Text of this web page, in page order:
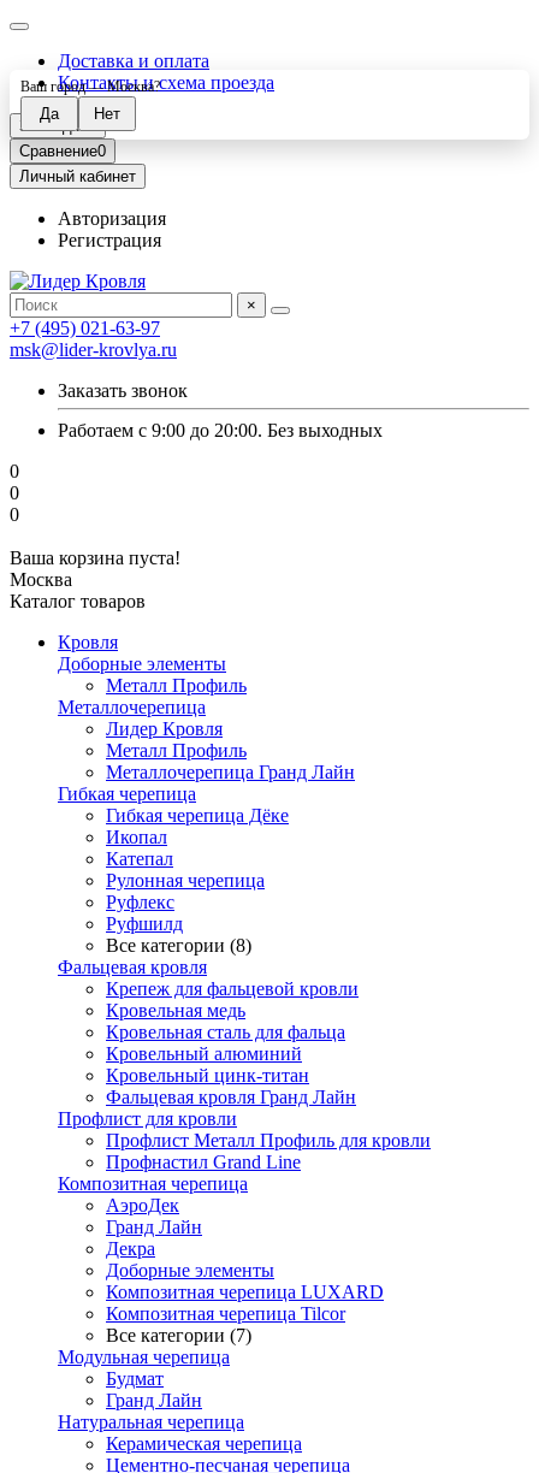
Доставка и оплата
Контакты и схема проезда
Закладки0
Сравнение0
Личный кабинет
Авторизация
Регистрация
×
+7 (495) 021-63-97
msk@lider-krovlya.ru
Заказать звонок
Работаем с 9:00 до 20:00. Без выходных
0
0
0
Ваша корзина пуста!
Москва
Ваш город —Москва?
Каталог товаров
Кровля
Доборные элементы
Металл Профиль
Металлочерепица
Лидер Кровля
Металл Профиль
Металлочерепица Гранд Лайн
Гибкая черепица
Гибкая черепица Дёке
Икопал
Катепал
Рулонная черепица
Руфлекс
Руфшилд
Все категории (8)
Фальцевая кровля
Крепеж для фальцевой кровли
Кровельная медь
Кровельная сталь для фальца
Кровельный алюминий
Кровельный цинк-титан
Фальцевая кровля Гранд Лайн
Профлист для кровли
Профлист Металл Профиль для кровли
Профнастил Grand Line
Композитная черепица
АэроДек
Гранд Лайн
Декра
Доборные элементы
Композитная черепица LUXARD
Композитная черепица Tilcor
Все категории (7)
Модульная черепица
Будмат
Гранд Лайн
Натуральная черепица
Керамическая черепица
Цементно-песчаная черепица